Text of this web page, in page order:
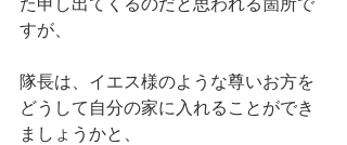
すが、
隊長は、イエス様のような尊いお方を
どうして自分の家に入れることができ
ましょうかと、